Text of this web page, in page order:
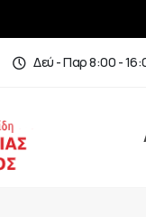
Δεύ - Παρ 8:00 -